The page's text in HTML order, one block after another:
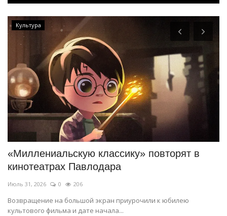
Культура
«Миллениальскую классику» повторят в
кинотеатрах Павлодара
Июль 31, 2026 0 206
Возвращение на большой экран приурочили к юбилею
культового фильма и дате начала...